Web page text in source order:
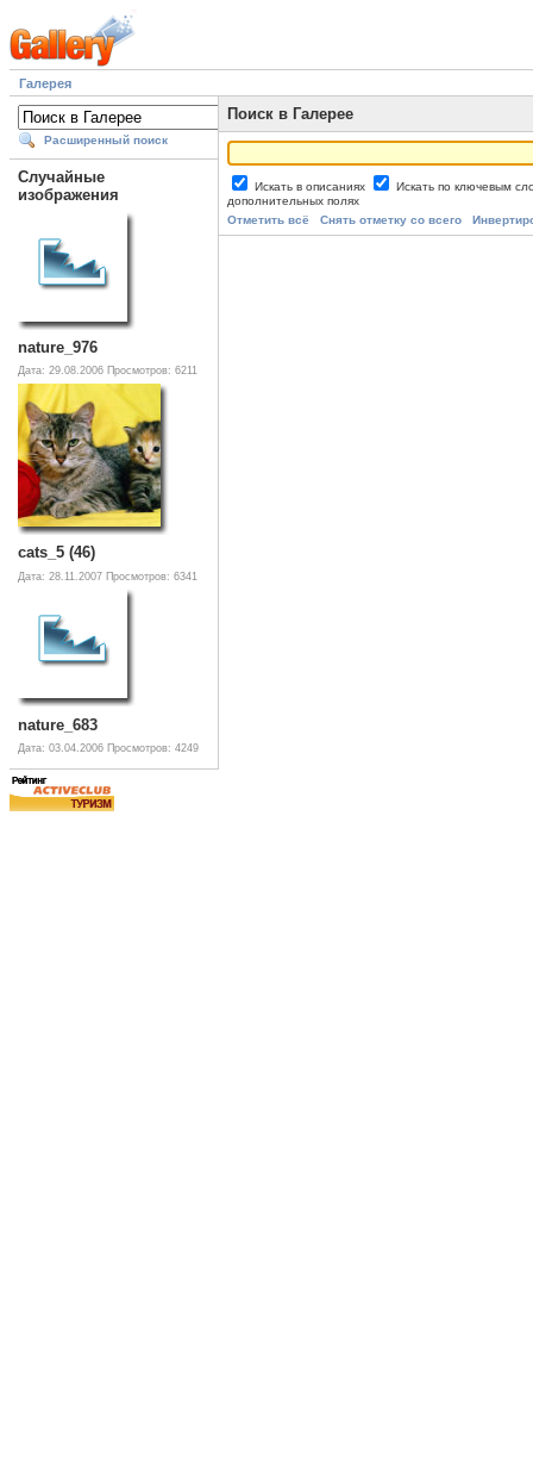
Галерея
Расширенный поиск
Случайные
изображения
nature_976
Дата: 29.08.2006 Просмотров: 6211
cats_5 (46)
Дата: 28.11.2007 Просмотров: 6341
nature_683
Дата: 03.04.2006 Просмотров: 4249
Поиск в Галерее
Искать в описаниях
Искать по ключевым
дополнительных полях
Отметить всё
Снять отметку со всего